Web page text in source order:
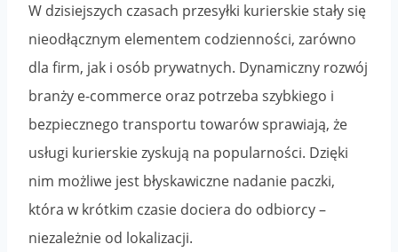
W dzisiejszych czasach przesyłki kurierskie stały się
nieodłącznym elementem codzienności, zarówno
dla firm, jak i osób prywatnych. Dynamiczny rozwój
branży e-commerce oraz potrzeba szybkiego i
bezpiecznego transportu towarów sprawiają, że
usługi kurierskie zyskują na popularności. Dzięki
nim możliwe jest błyskawiczne nadanie paczki,
która w krótkim czasie dociera do odbiorcy –
niezależnie od lokalizacji.